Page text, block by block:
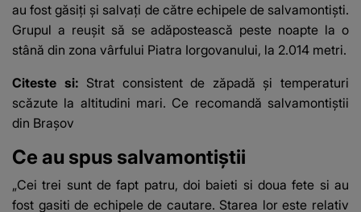
au fostgăsiți și salvați de către echipele de salvamontiști.
Grupul a reușit să se adăpostească peste noapte la o
stână din zona vârfului Piatra Iorgovanului, la 2.014 metri.
Citeste si: Strat consistent de zăpadă și temperaturi
scăzute la altitudini mari. Ce recomandă salvamontiștii
din Brașov
Ce au spus salvamontiștii
„Cei trei sunt de fapt patru, doi baieti si doua fete si au
fost gasiti de echipele de cautare. Starea lor este relativ